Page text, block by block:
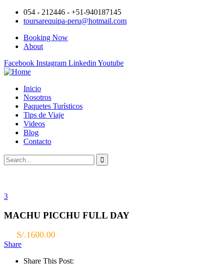
054 - 212446 - +51-940187145
toursarequipa-peru@hotmail.com
Booking Now
About
Facebook Instagram Linkedin Youtube
Inicio
Nosotros
Paquetes Turísticos
Tips de Viaje
Videos
Blog
Contacto
3
MACHU PICCHU FULL DAY
S/.1600.00
Share
Share This Post: